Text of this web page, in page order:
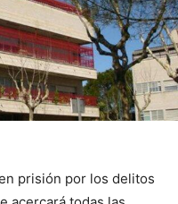
prisión por los delitos